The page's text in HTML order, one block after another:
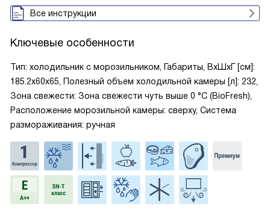
Все инструкции
Ключевые особенности
Тип: холодильник с морозильником, Габариты, ВxШxГ [см]:
185.2x60x65, Полезный объем холодильной камеры [л]: 232,
Зона свежести: Зона свежести чуть выше 0 °С (BioFresh),
Расположение морозильной камеры: сверху, Система
размораживания: ручная